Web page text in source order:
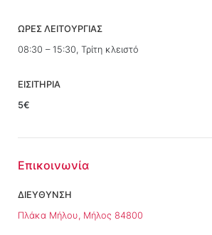
ΩΡΕΣ ΛΕΙΤΟΥΡΓΙΑΣ
08:30 – 15:30, Τρίτη κλειστό
ΕΙΣΙΤΗΡΙΑ
5€
Επικοινωνία
ΔΙΕΥΘΥΝΣΗ
Πλάκα Μήλου, Μήλος 84800